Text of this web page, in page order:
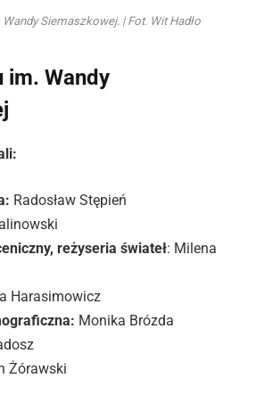
Siemaszkowej. | Fot. Wit Hadło
im. Wandy
Radosław Stępień
reżyseria świateł: Milena
Harasimowicz
Monika Brózda
Żórawski